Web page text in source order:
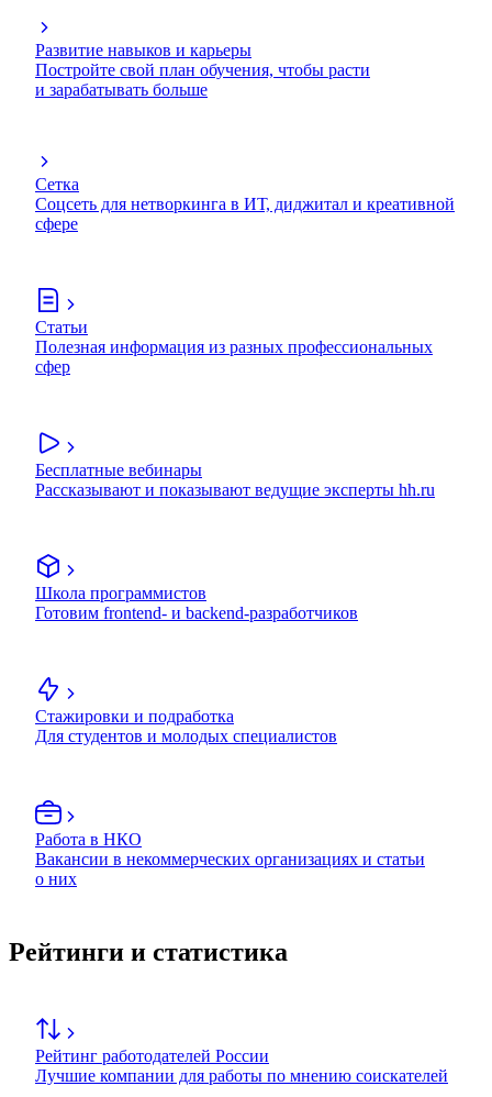
Развитие навыков и карьеры
Постройте свой план обучения, чтобы расти
и зарабатывать больше
Сетка
Соцсеть для нетворкинга в ИТ, диджитал и креативной
сфере
Статьи
Полезная информация из разных профессиональных
сфер
Бесплатные вебинары
Рассказывают и показывают ведущие эксперты hh.ru
Школа программистов
Готовим frontend- и backend-разработчиков
Стажировки и подработка
Для студентов и молодых специалистов
Работа в НКО
Вакансии в некоммерческих организациях и статьи
о них
Рейтинги и статистика
Рейтинг работодателей России
Лучшие компании для работы по мнению соискателей